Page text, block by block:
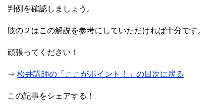
判例を確認しましょう。
肢の２はこの解説を参考にしていただければ十分です。
頑張ってください！
⇒ 松井講師の「ここがポイント！」の目次に戻る
この記事をシェアする！